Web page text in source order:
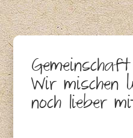
Wir mischen
noch lieber